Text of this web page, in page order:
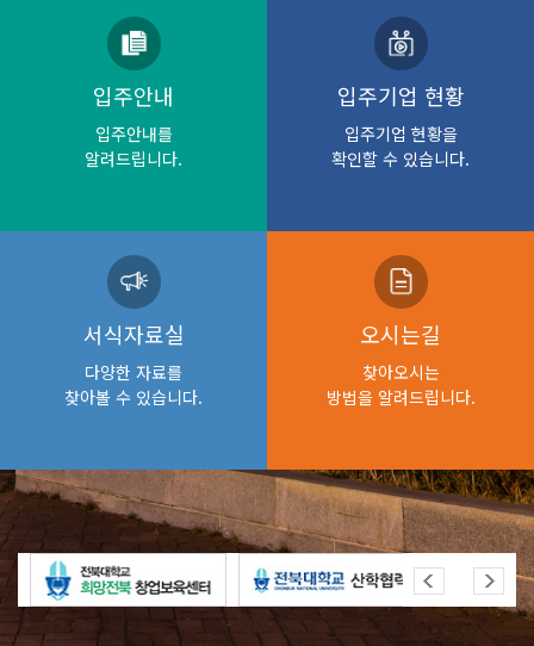
입주안내
입주안내를
알려드립니다.
입주기업 현황
입주기업 현황을
확인할 수 있습니다.
서식자료실
다양한 자료를
찾아볼 수 있습니다.
오시는길
찾아오시는
방법을 알려드립니다.